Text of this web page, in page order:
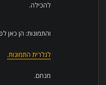
להכילה.
והתמונות: הן כאן
לגלרית התמונות.
מנחם.